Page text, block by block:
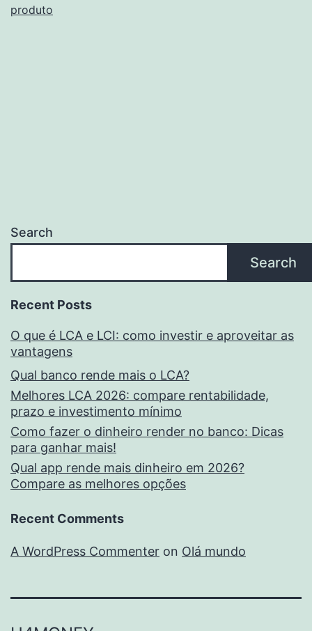
produto
Search
Search
Recent Posts
O que é LCA e LCI: como investir e aproveitar as
vantagens
Qual banco rende mais o LCA?
Melhores LCA 2026: compare rentabilidade,
prazo e investimento mínimo
Como fazer o dinheiro render no banco: Dicas
para ganhar mais!
Qual app rende mais dinheiro em 2026?
Compare as melhores opções
Recent Comments
A WordPress Commenter on Olá mundo